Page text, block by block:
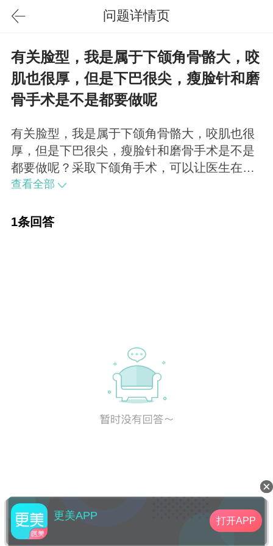
问题详情页
有关脸型，我是属于下颌角骨骼大，咬
肌也很厚，但是下巴很尖，瘦脸针和磨
骨手术是不是都要做呢
有关脸型，我是属于下颌角骨骼大，咬肌也很
厚，但是下巴很尖，瘦脸针和磨骨手术是不是
都要做呢？采取下颌角手术，可以让医生在下
颌手术时同时帮您去除一部分咬肌，这样就一
查看全部
1条回答
更美APP 打开APP